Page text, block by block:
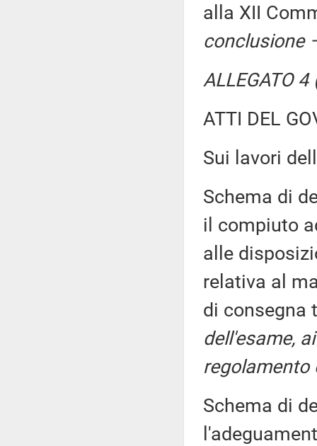
alla XII
conclusione
ALLEGATO
ATTI DEL
Sui lavori
Schema di
il compiuto
alle
relativa al
di consegna
dell'esame,
regolamento
Schema di